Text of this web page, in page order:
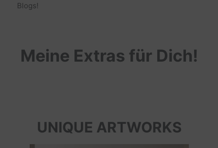
Blogs!
Meine Extras für Dich!
UNIQUE ARTWORKS